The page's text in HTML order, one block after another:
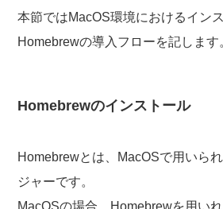
本節ではMacOS環境におけるイン
Homebrewの導入フローを記します
Homebrewのインストール
Homebrewとは、MacOSで用いら
ジャーです。
MacOSの場合、Homebrewを用い